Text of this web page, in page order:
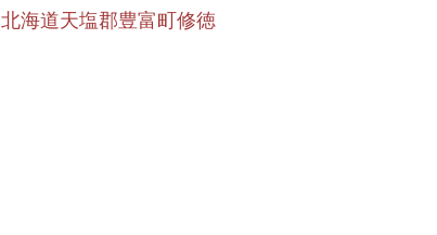
北海道天塩郡豊富町修徳